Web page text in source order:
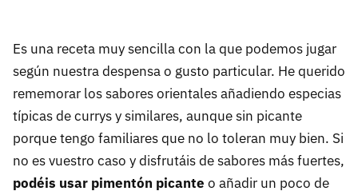
Es una receta muy sencilla con la que podemos jugar
según nuestra despensa o gusto particular. He querido
rememorar los sabores orientales añadiendo especias
típicas de currys y similares, aunque sin picante
porque tengo familiares que no lo toleran muy bien. Si
no es vuestro caso y disfrutáis de sabores más fuertes,
podéis usar pimentón picante o añadir un poco de